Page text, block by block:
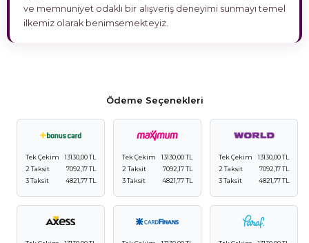
ve memnuniyet odaklı bir alışveriş deneyimi sunmayı temel
ilkemiz olarak benimsemekteyiz.
Ödeme Seçenekleri
Tek Çekim
13130,00 TL
2 Taksit
7092,17 TL
3 Taksit
4821,77 TL
Tek Çekim
13130,00 TL
2 Taksit
7092,17 TL
3 Taksit
4821,77 TL
Tek Çekim
13130,00 TL
2 Taksit
7092,17 TL
3 Taksit
4821,77 TL